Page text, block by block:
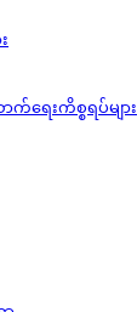
ေးကိစ္စရပ်များ